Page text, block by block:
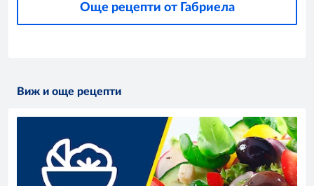
Още рецепти от Габриела
Виж и още рецепти